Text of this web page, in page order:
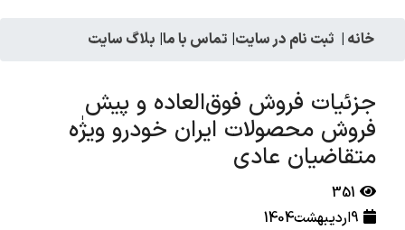
خانه | ثبت نام در سایت| تماس با ما| بلاگ سایت
جزئیات فروش فوق‌العاده و پیش
فروش محصولات ایران خودرو ویژٰه
متقاضیان عادی
351
9اردیبهشت1404